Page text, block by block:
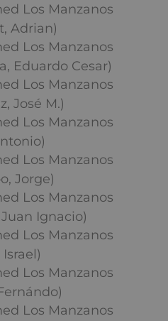
Los Manzanos
Adrian)
Los Manzanos
Eduardo Cesar)
Los Manzanos
José M.)
Los Manzanos
Los Manzanos
Jorge)
Los Manzanos
Ignacio)
Los Manzanos
Los Manzanos
Los Manzanos